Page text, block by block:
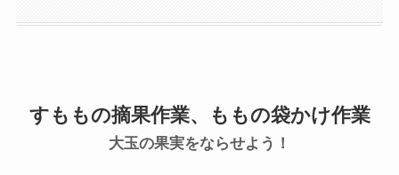
すももの摘果作業、ももの袋かけ作業
大玉の果実をならせよう！